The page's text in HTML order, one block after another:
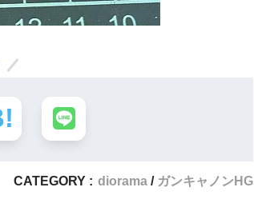
CATEGORY : diorama ガンキャノンHG